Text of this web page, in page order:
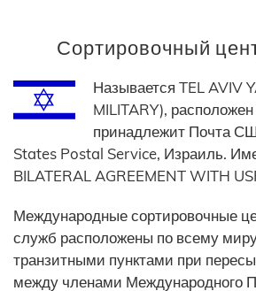
Сортировочный
Называется TEL AVIV
MILITARY),
принадлежит Почта
States Postal Service, Израиль.
BILATERAL AGREEMENT WITH
Международные сортировочные
служб расположены по всему
транзитными пунктами при
между членами Международного